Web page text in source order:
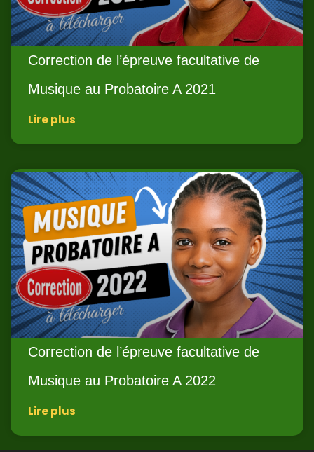
Correction de l’épreuve facultative de
Musique au Probatoire A 2021
Lire plus
Correction de l’épreuve facultative de
Musique au Probatoire A 2022
Lire plus